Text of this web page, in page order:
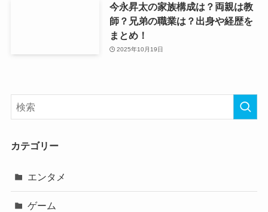
今永昇太の家族構成は？両親は教
師？兄弟の職業は？出身や経歴を
まとめ！
2025年10月19日
カテゴリー
エンタメ
ゲーム